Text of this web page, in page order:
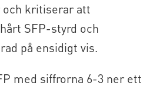
och kritiserar att
SFP-styrd och
på ensidigt vis.
med siffrorna 6-3 ner ett